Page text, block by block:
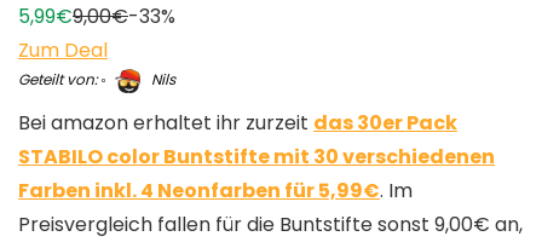
5,99€9,00€-33%
Zum Deal
Geteilt von: Nils
Bei amazon erhaltet ihr zurzeit das 30er Pack
STABILO color Buntstifte mit 30 verschiedenen
Farben inkl. 4 Neonfarben für 5,99€. Im
Preisvergleich fallen für die Buntstifte sonst 9,00€ an,